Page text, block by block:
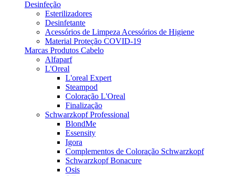
Desinfeção
Esterilizadores
Desinfetante
Acessórios de Limpeza Acessórios de Higiene
Material Proteção COVID-19
Marcas Produtos Cabelo
Alfaparf
L'Oreal
L'oreal Expert
Steampod
Coloração L'Oreal
Finalização
Schwarzkopf Professional
BlondMe
Essensity
Igora
Complementos de Coloração Schwarzkopf
Schwarzkopf Bonacure
Osis